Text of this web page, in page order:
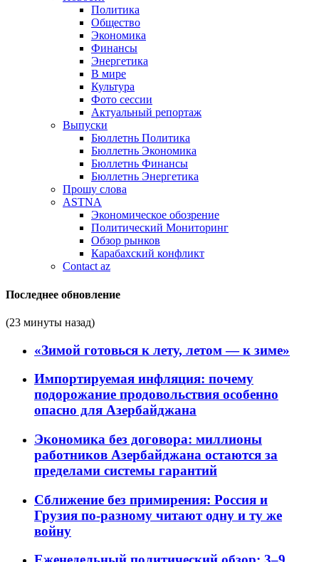
Политика
Общество
Экономика
Финансы
Энергетика
В мире
Культура
Фото сессии
Актуальный репортаж
Выпуски
Бюллетнь Политика
Бюллетнь Экономика
Бюллетнь Финансы
Бюллетнь Энергетика
Прошу слова
ASTNA
Экономическое обозрение
Политический Мониторинг
Обзор рынков
Карабахский конфликт
Contact az
Последнее обновление
(23 минуты назад)
«Зимой готовься к лету, летом — к зиме»
Импортируемая инфляция: почему
подорожание продовольствия особенно
опасно для Азербайджана
Экономика без договора: миллионы
работников Азербайджана остаются за
пределами системы гарантий
Сближение без примирения: Россия и
Грузия по-разному читают одну и ту же
войну